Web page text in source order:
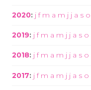
2020: j f m a m j j a s o
2019: j f m a m j j a s o
2018: j f m a m j j a s o
2017: j f m a m j j a s o